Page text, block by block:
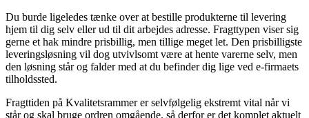
Du burde ligeledes tænke over at bestille produkterne til levering
hjem til dig selv eller ud til dit arbejdes adresse. Fragttypen viser sig
gerne et hak mindre prisbillig, men tillige meget let. Den prisbilligste
leveringsløsning vil dog utvivlsomt være at hente varerne selv, men
den løsning står og falder med at du befinder dig lige ved e-firmaets
tilholdssted.
Fragttiden på Kvalitetsrammer er selvfølgelig ekstremt vital når vi
står og skal bruge ordren omgående, så derfor er det komplet aktuelt